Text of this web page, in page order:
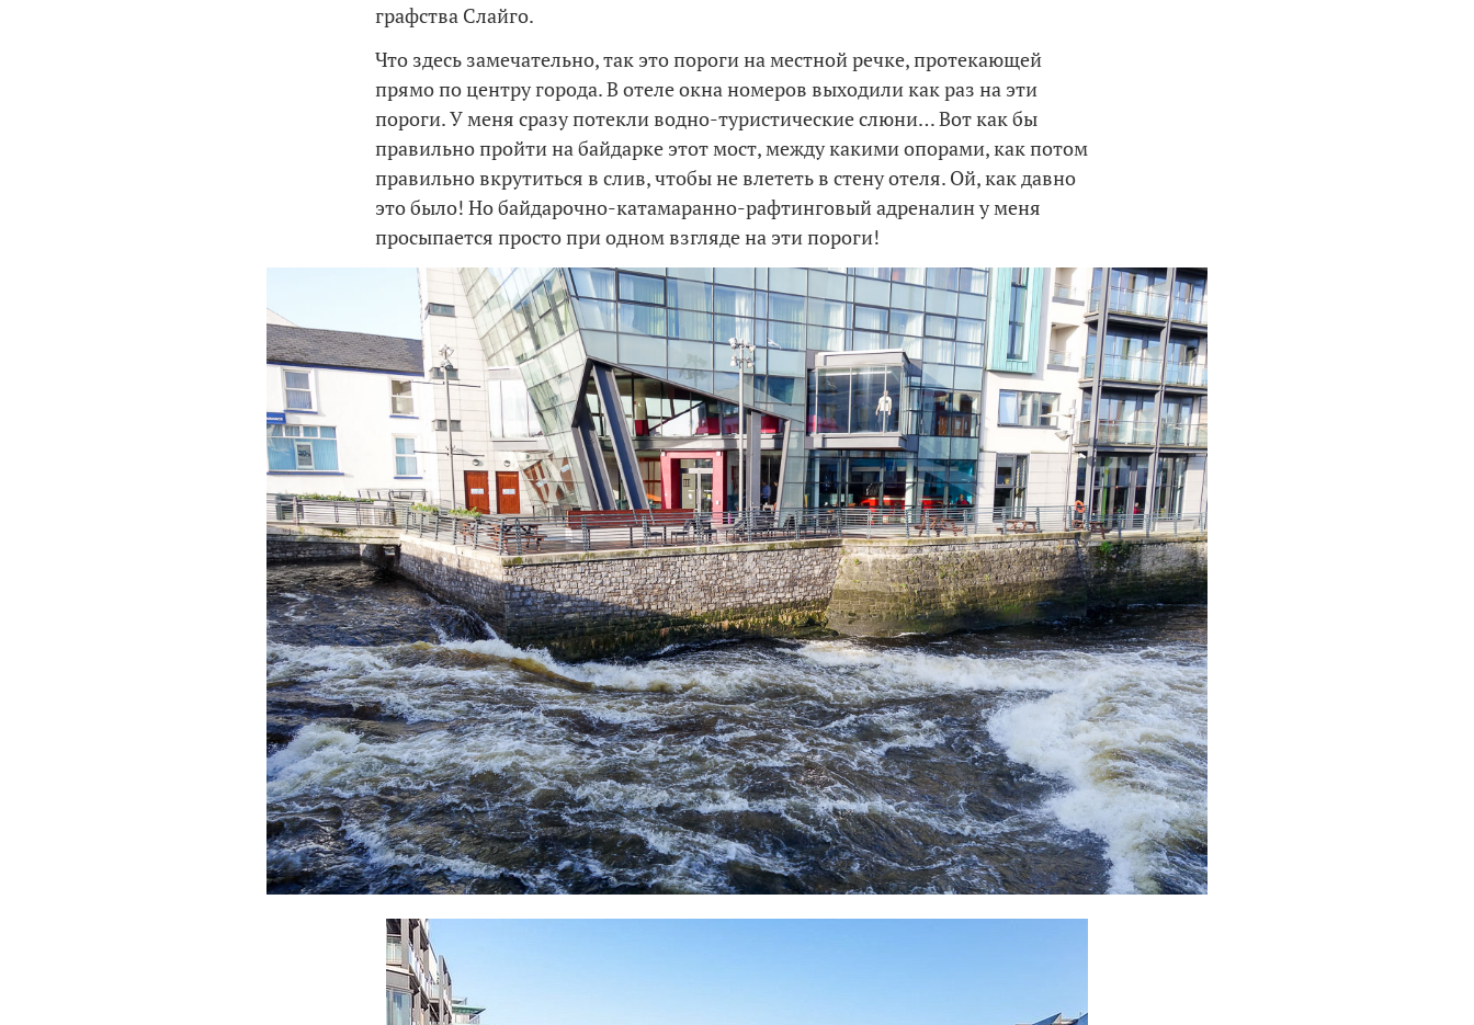
графства Слайго.
Что здесь замечательно, так это пороги на местной речке, протекающей
прямо по центру города. В отеле окна номеров выходили как раз на эти
пороги. У меня сразу потекли водно-туристические слюни… Вот как бы
правильно пройти на байдарке этот мост, между какими опорами, как потом
правильно вкрутиться в слив, чтобы не влететь в стену отеля. Ой, как давно
это было! Но байдарочно-катамаранно-рафтинговый адреналин у меня
просыпается просто при одном взгляде на эти пороги!